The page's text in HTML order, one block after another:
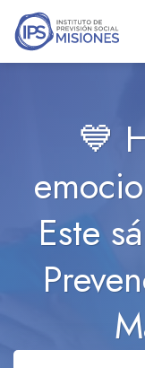
Saltar
contenido
💙
Este